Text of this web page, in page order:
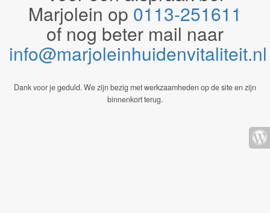
Marjolein op 0113-251611
of nog beter mail naar
Dank voor je geduld. We zijn bezig met werkzaamheden op de site en zijn
binnenkort terug.